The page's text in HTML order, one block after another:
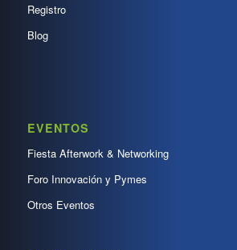
Registro
Blog
EVENTOS
Fiesta Afterwork & Networking
Foro Innovación y Pymes
Otros Eventos